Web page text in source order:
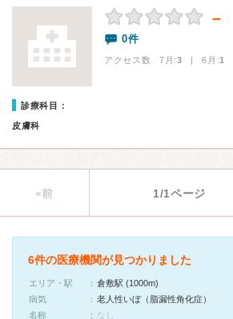
－
0件
アクセス数 7月:3 | 6月:1
診療科目：
皮膚科
«前 1/1ページ
6件の医療機関が見つかりました
エリア・駅
倉敷駅 (1000m)
病気
老人性いぼ（脂漏性角化症）
名称
なし